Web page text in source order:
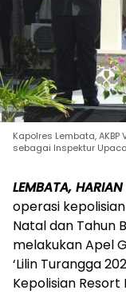
Kapolres Lembata,
sebagai Inspektur
LEMBATA,
operasi
Natal dan Tahun
melakukan Apel
‘Lilin Turangga
Kepolisian Resort